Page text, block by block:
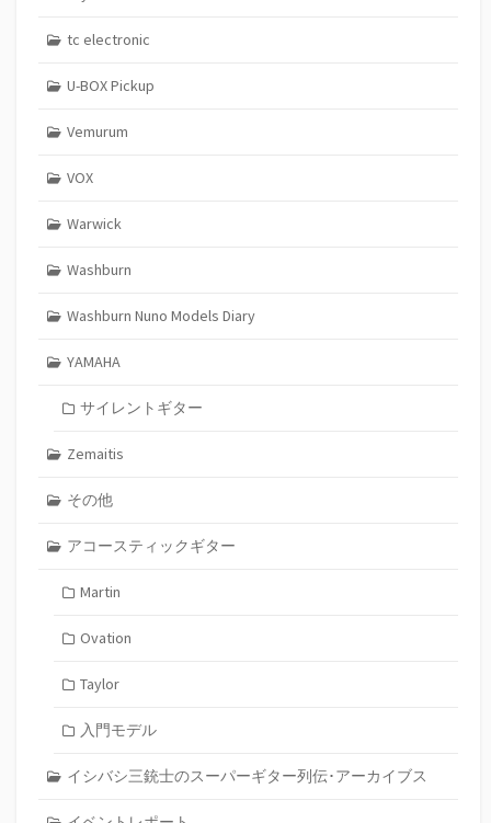
tc electronic
U-BOX Pickup
Vemurum
VOX
Warwick
Washburn
Washburn Nuno Models Diary
YAMAHA
サイレントギター
Zemaitis
その他
アコースティックギター
Martin
Ovation
Taylor
入門モデル
イシバシ三銃士のスーパーギター列伝･アーカイブス